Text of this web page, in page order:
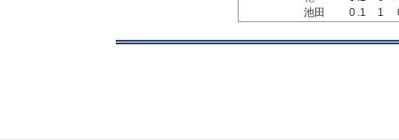
池田
0 .1 1